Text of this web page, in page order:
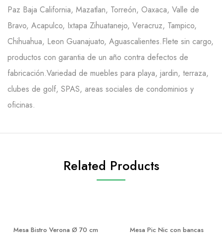
Paz Baja California, Mazatlan, Torreón, Oaxaca, Valle de
Bravo, Acapulco, Ixtapa Zihuatanejo, Veracruz, Tampico,
Chihuahua, Leon Guanajuato, Aguascalientes.Flete sin cargo,
productos con garantia de un año contra defectos de
fabricación.Variedad de muebles para playa, jardin, terraza,
clubes de golf, SPAS, areas sociales de condominios y
oficinas.
Related Products
Mesa Bistro Verona Ø 70 cm Mesa Pic Nic con bancas